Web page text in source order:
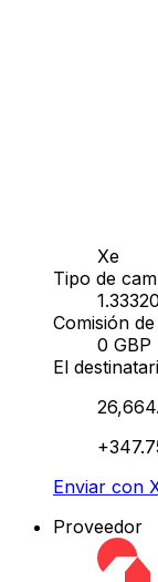
Xe
Tipo de
Comisión
0 GBP
El
Enviar con
Proveedor